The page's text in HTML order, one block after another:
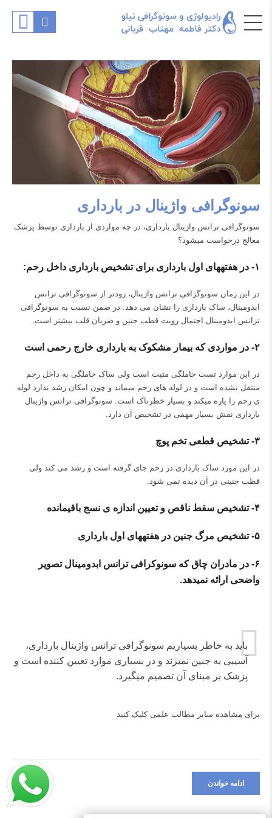
سونوگرافی واژینال در بارداری
سونوگرافی ترانس واژینال بارداری، در چه مواردی از بارداری توسط پزشک
معالج درخواست می‎شود؟
۱- در هفتههای اول بارداری برای تشخیص بارداری داخل رحم:
در این زمان سونوگرافی ترانس واژینال، زودتر از سونوگرافی ترانس
ابدومینال، ساک بارداری را نشان می دهد. در ضمن نسبت به سونوگرافی
ترانس ابدومینال احتمال رویت قطب جنین و ضربان قلب بیشتر است.
۲- در مواردی که بیمار مشکوک به بارداری خارج رحمی است
در این موارد تست حاملگی مثبت است ولی ساک حاملگی به داخل رحم
منتقل نشده است و در لوله های رحم می‎ماند و چون امکان رشد ندارد لوله
ی رحم را پاره می‎کند و بسیار خطرناک است. سونوگرافی ترانس واژینال
بارداری نقش بسیار مهمی در تشخیص آن دارد.
۳- تشخیص قطعی تخم پوچ
در این مورد ساک بارداری در رحم جای گرفته است‌ و رشد می کند ولی
قطب جنینی در آن دیده نمی شود.
۴- تشخیص سقط ناقص و تعیین اندازه ی نسج باقیمانده
۵- تشخیص مرگ جنین در هفتههای اول بارداری
۶-
در مادران چاق که سونوکرافی ترانس ابدومینال تصویر
واضحی ارائه نمیدهد.
باید به خاطر بسپاریم سونوگرافی ترانس واژینال بارداری،
آسیبی به جنین نمی‎زند و در بسیاری موارد تعیین کننده است و
پزشک بر مبنای آن تصمیم می‎گیرد.
برای مشاهده سایر مطالب علمیکلیک کنید
ادامه خواندن